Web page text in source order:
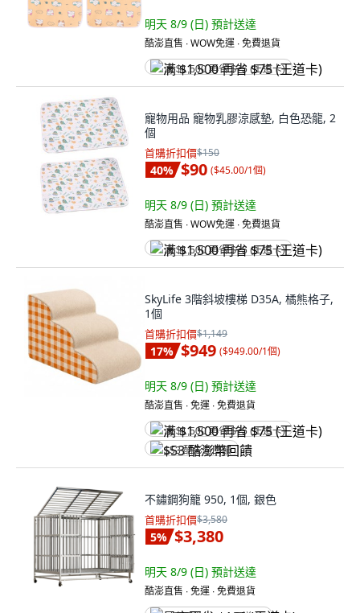
明天 8/9 (日) 預計送達
酷澎直售 ∙ WOW免運 ∙ 免費退貨
满 $1,500 再省 $75 (王道卡)
寵物用品 寵物乳膠涼感墊, 白色恐龍, 2
個
首購折扣價$150
40% $90 ($45.00/1個)
明天 8/9 (日) 預計送達
酷澎直售 ∙ WOW免運 ∙ 免費退貨
满 $1,500 再省 $75 (王道卡)
SkyLife 3階斜坡樓梯 D35A, 橘熊格子,
1個
首購折扣價$1,149
17% $949 ($949.00/1個)
明天 8/9 (日) 預計送達
酷澎直售 ∙ 免運 ∙ 免費退貨
满 $1,500 再省 $75 (王道卡)
$53 酷澎幣回饋
不鏽鋼狗籠 950, 1個, 銀色
首購折扣價$3,580
5% $3,380
明天 8/9 (日) 預計送達
酷澎直售 ∙ 免運 ∙ 免費退貨